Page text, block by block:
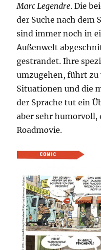
Marc Legendre. Die
der Suche nach dem
sind immer noch in
Außenwelt
gestrandet. Ihre
umzugehen, führt zu
Situationen und die
der Sprache tut ein
aber sehr humorvoll,
Roadmovie.